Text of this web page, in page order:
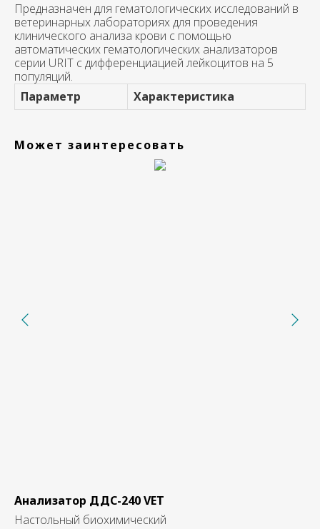
Предназначен для гематологических исследований в
ветеринарных лабораториях для проведения
клинического анализа крови с помощью
автоматических гематологических анализаторов
серии URIT с дифференциацией лейкоцитов на 5
популяций.
Параметр
Характеристика
Может заинтересовать
Анализатор ДДС-240 VET
Настольный биохимический